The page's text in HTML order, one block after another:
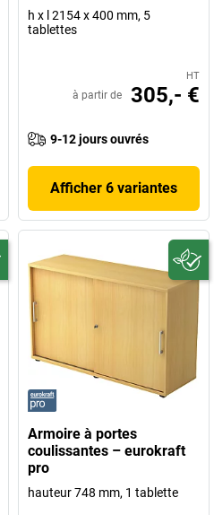
h x l 2154 x 400 mm, 5
tablettes
HT
à partir de 305,- €
9-12 jours ouvrés
Afficher 6 variantes
Armoire à portes
coulissantes – eurokraft
pro
hauteur 748 mm, 1 tablette